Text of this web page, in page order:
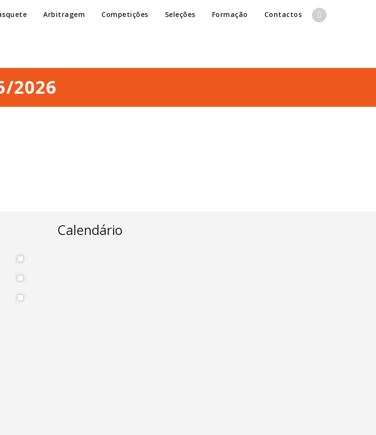
Arbitragem Competições Seleções Formação Contactos
2026
Calendário